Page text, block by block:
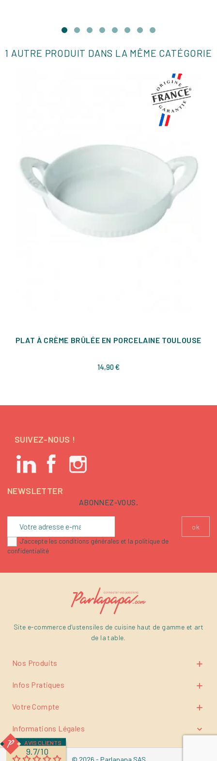
1 AUTRE PRODUIT DANS LA MÊME CATÉGORIE
PLAT À CRÈME BRÛLÉE EN PORCELAINE TOULOUSE
14,90 €Prix
SUIVEZ-NOUS !
NEWSLETTER
ABONNEZ-VOUS.
J'accepte les conditions générales et la politique de
confidentialité
Site e-commerce d'ustensiles de cuisine haut de gamme et art
de la table.
Nos Produits 
Infos Pratiques 
Votre Compte 
Informations Légales 
AVIS CLIENTS
9.7/10
© 2026 - Parlapapa SAS